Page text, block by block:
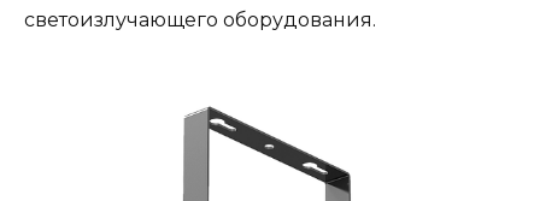
светоизлучающего оборудования.